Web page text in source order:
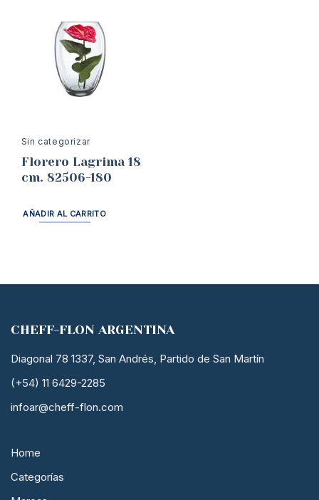
Sin categorizar
Florero Lagrima 18
cm. 82506-180
AÑADIR AL CARRITO
CHEFF-FLON ARGENTINA
Diagonal 78 1337, San Andrés, Partido de San Martín
(+54) 11 6429-2285
infoar@cheff-flon.com
Home
Categorías